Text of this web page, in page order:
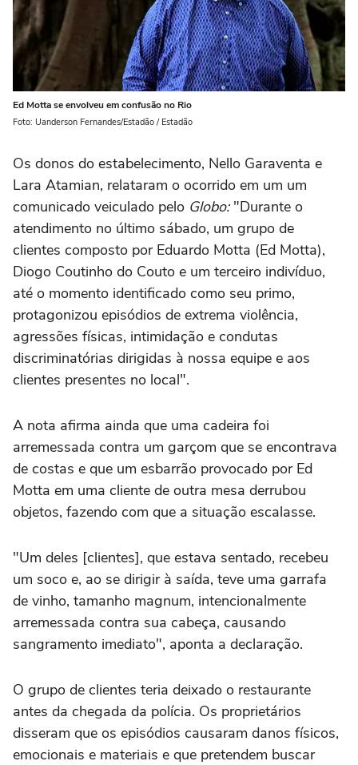
Ed Motta se envolveu em confusão no Rio
Foto: Uanderson Fernandes/Estadão / Estadão
Os donos do estabelecimento, Nello Garaventa e
Lara Atamian, relataram o ocorrido em um um
comunicado veiculado pelo Globo: "Durante o
atendimento no último sábado, um grupo de
clientes composto por Eduardo Motta (Ed Motta),
Diogo Coutinho do Couto e um terceiro indivíduo,
até o momento identificado como seu primo,
protagonizou episódios de extrema violência,
agressões físicas, intimidação e condutas
discriminatórias dirigidas à nossa equipe e aos
clientes presentes no local".
A nota afirma ainda que uma cadeira foi
arremessada contra um garçom que se encontrava
de costas e que um esbarrão provocado por Ed
Motta em uma cliente de outra mesa derrubou
objetos, fazendo com que a situação escalasse.
"Um deles [clientes], que estava sentado, recebeu
um soco e, ao se dirigir à saída, teve uma garrafa
de vinho, tamanho magnum, intencionalmente
arremessada contra sua cabeça, causando
sangramento imediato", aponta a declaração.
O grupo de clientes teria deixado o restaurante
antes da chegada da polícia. Os proprietários
disseram que os episódios causaram danos físicos,
emocionais e materiais e que pretendem buscar